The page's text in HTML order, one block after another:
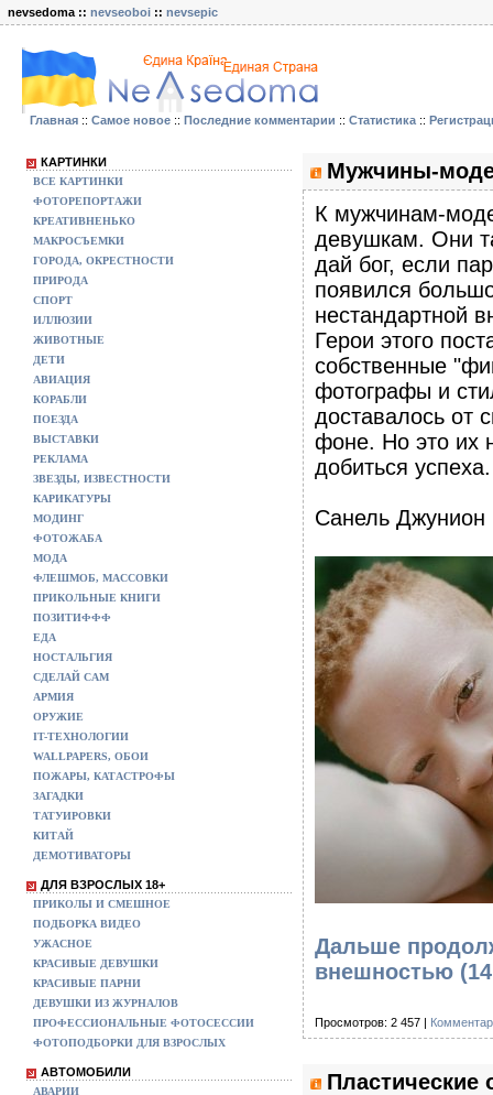
nevsedoma :: nevseoboi :: nevsepic
Главная :: Самое новое :: Последние комментарии :: Статистика ::
КАРТИНКИ
ВСЕ КАРТИНКИ
ФОТОРЕПОРТАЖИ
КРЕАТИВНЕНЬКО
МАКРОСЪЕМКИ
ГОРОДА, ОКРЕСТНОСТИ
ПРИРОДА
СПОРТ
ИЛЛЮЗИИ
ЖИВОТНЫЕ
ДЕТИ
АВИАЦИЯ
КОРАБЛИ
ПОЕЗДА
ВЫСТАВКИ
РЕКЛАМА
ЗВЕЗДЫ, ИЗВЕСТНОСТИ
КАРИКАТУРЫ
МОДИНГ
ФОТОЖАБА
МОДА
ФЛЕШМОБ, МАССОВКИ
ПРИКОЛЬНЫЕ КНИГИ
ПОЗИТИФФФ
ЕДА
НОСТАЛЬГИЯ
СДЕЛАЙ САМ
АРМИЯ
ОРУЖИЕ
IT-ТЕХНОЛОГИИ
WALLPAPERS, ОБОИ
ПОЖАРЫ, КАТАСТРОФЫ
ЗАГАДКИ
ТАТУИРОВКИ
КИТАЙ
ДЕМОТИВАТОРЫ
ДЛЯ ВЗРОСЛЫХ 18+
ПРИКОЛЫ И СМЕШНОЕ
ПОДБОРКА ВИДЕО
УЖАСНОЕ
КРАСИВЫЕ ДЕВУШКИ
КРАСИВЫЕ ПАРНИ
ДЕВУШКИ ИЗ ЖУРНАЛОВ
ПРОФЕССИОНАЛЬНЫЕ ФОТОСЕССИИ
ФОТОПОДБОРКИ ДЛЯ ВЗРОСЛЫХ
АВТОМОБИЛИ
АВАРИИ
Мужчины-
К мужчинам-
девушкам. Они
дай бог, если
появился
нестандартной
Герои этого
собственные
фотографы и
доставалось от
фоне. Но это их
добиться успеха.
Санель
Дальше
внешностью
Просмотров: 2 457 |
Пластические